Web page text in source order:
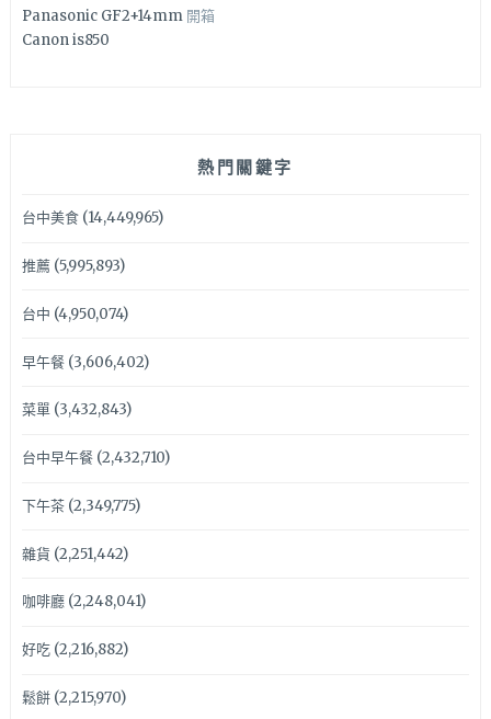
Panasonic GF2+14mm 開箱
Canon is850
熱門關鍵字
台中美食(14,449,965)
推薦(5,995,893)
台中 (4,950,074)
早午餐(3,606,402)
菜單(3,432,843)
台中早午餐(2,432,710)
下午茶(2,349,775)
雜貨 (2,251,442)
咖啡廳(2,248,041)
好吃(2,216,882)
鬆餅(2,215,970)